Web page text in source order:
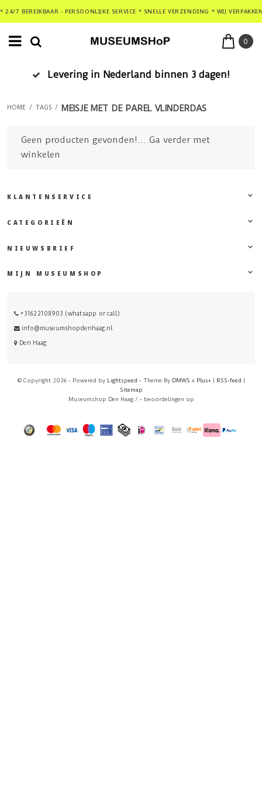
* 24/7 BEREIKBAAR - PERSOONLIJKE SERVICE * SNELLE VERZENDING * WIJ
0
Levering in Nederland binnen 3 dagen!
HOME / TAGS / MEISJE MET DE PAREL VLINDERDAS
Geen producten gevonden!... Ga verder met
winkelen
KLANTENSERVICE
CATEGORIEËN
NIEUWSBRIEF
MIJN MUSEUMSHOP
+31622108903 (whatsapp or call)
info@museumshopdenhaag.nl
Den Haag
© Copyright 2026 - Powered by Lightspeed - Theme By DMWS x Plus+| RSS-feed |
Sitemap
Museumshop Den Haag / - beoordelingen op